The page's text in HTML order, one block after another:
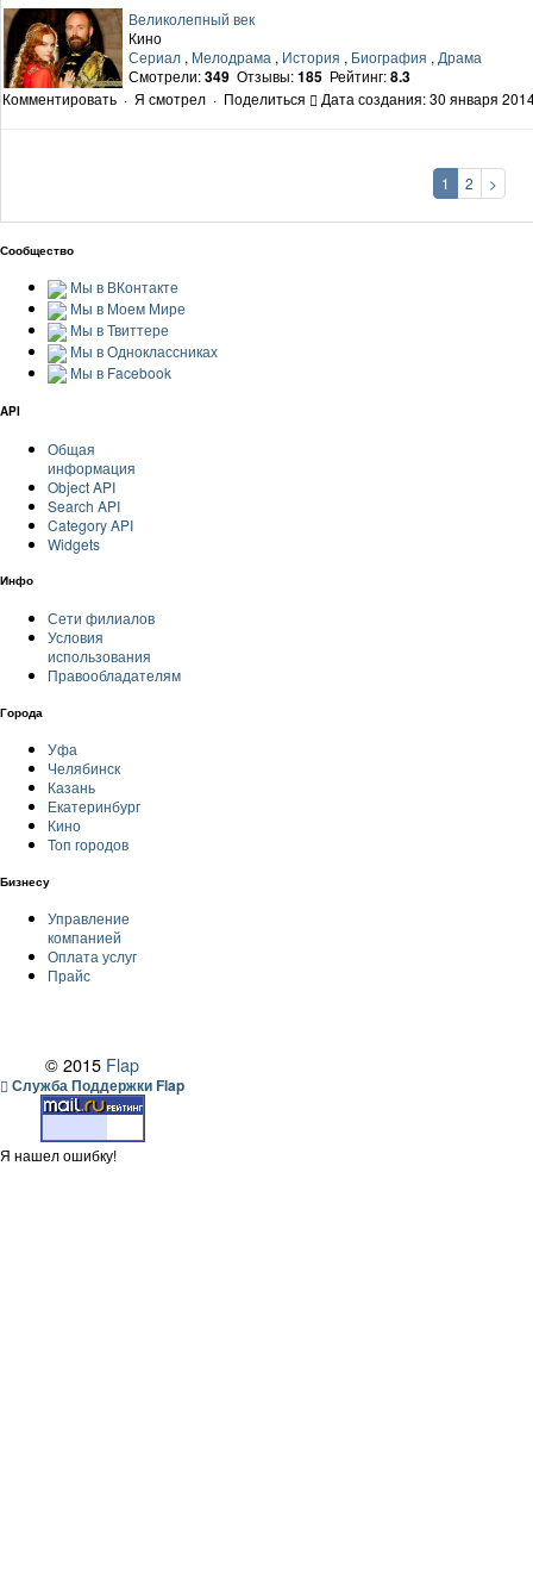
Великолепный век
Кино
Сериал , Мелодрама , История , Биография , Драма
Смотрели:349 Отзывы:185 Рейтинг:8.3
Комментировать · Я смотрел · Поделиться Дата создания: 30 января
1 2 >
Сообщество
Мы в ВКонтакте
Мы в Моем Мире
Мы в Твиттере
Мы в Одноклассниках
Мы в Facebook
API
Общая
информация
Object API
Search API
Category API
Widgets
Инфо
Сети филиалов
Условия
использования
Правообладателям
Города
Уфа
Челябинск
Казань
Екатеринбург
Кино
Топ городов
Бизнесу
Управление
компанией
Оплата услуг
Прайс
© 2015 Flap
Служба Поддержки Flap
Я нашел ошибку!